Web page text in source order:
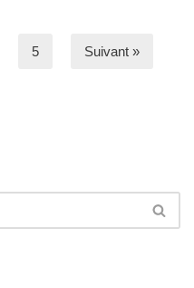
5 Suivant »